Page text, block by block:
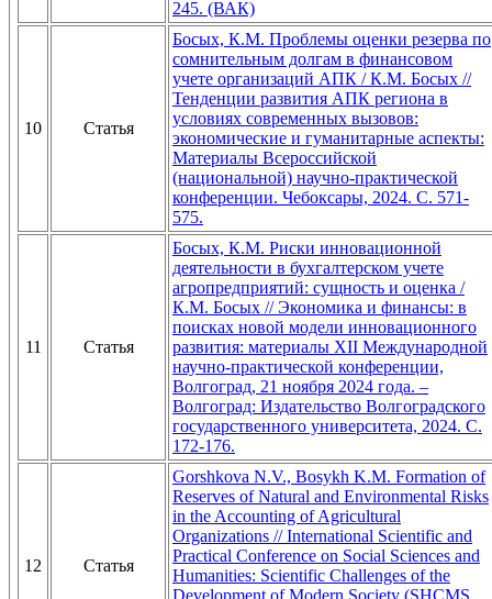
245. (ВАК)
10 Статья
Босых, К.М. Проблемы оценки резерва по
сомнительным долгам в финансовом
учете организаций АПК / К.М. Босых //
Тенденции развития АПК региона в
условиях современных вызовов:
экономические и гуманитарные аспекты:
Материалы Всероссийской
(национальной) научно-практической
конференции. Чебоксары, 2024. С. 571-
575.
11 Статья
Босых, К.М. Риски инновационной
деятельности в бухгалтерском учете
агропредприятий: сущность и оценка /
К.М. Босых // Экономика и финансы: в
поисках новой модели инновационного
развития: материалы XII Международной
научно-практической конференции,
Волгоград, 21 ноября 2024 года. –
Волгоград: Издательство Волгоградского
государственного университета, 2024. С.
172-176.
12 Статья
Gorshkova N.V., Bosykh K.M. Formation of
Reserves of Natural and Environmental Risks
in the Accounting of Agricultural
Organizations // International Scientific and
Practical Conference on Social Sciences and
Humanities: Scientific Challenges of the
Development of Modern Society (SHCMS